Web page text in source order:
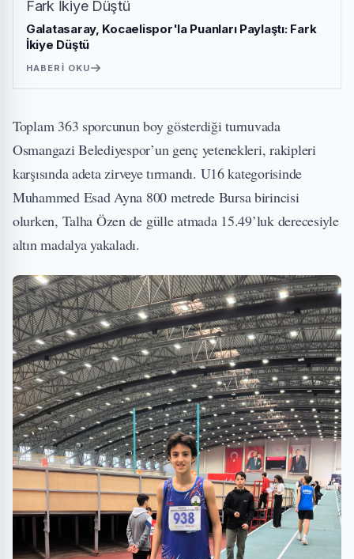
Galatasaray, Kocaelispor'la Puanları Paylaştı: Fark
İkiye Düştü
HABERI OKU
Toplam 363 sporcunun boy gösterdiği turnuvada
Osmangazi Belediyespor’un genç yetenekleri, rakipleri
karşısında adeta zirveye tırmandı. U16 kategorisinde
Muhammed Esad Ayna 800 metrede Bursa birincisi
olurken, Talha Özen de gülle atmada 15.49’luk derecesiyle
altın madalya yakaladı.